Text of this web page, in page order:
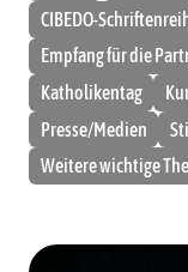
CIBEDO-
Empfang für die
Katholikentag
Presse/Medien
Weitere wichtige